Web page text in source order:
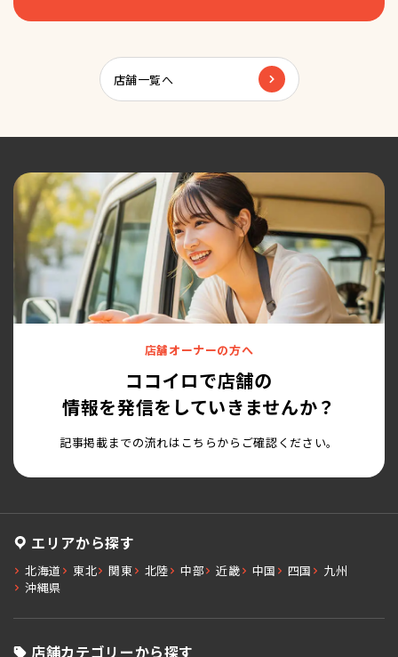
店舗一覧へ
店舗オーナーの方へ
ココイロで店舗の
情報を発信をしていきませんか？
記事掲載までの流れはこちらからご確認ください。
エリアから探す
北海道 東北 関東 北陸 中部 近畿 中国 四国
九州
沖縄県
店舗カテゴリーから探す